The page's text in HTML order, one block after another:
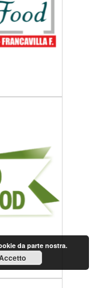
da parte nostra.